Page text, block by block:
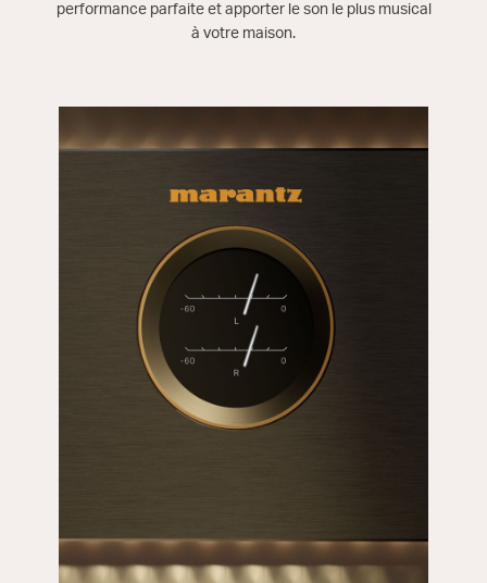
performance parfaite et apporter le son le plus musical
à votre maison.